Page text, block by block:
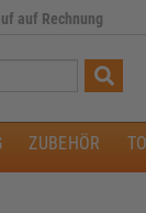
auf Rechnung
ZUBEHÖR